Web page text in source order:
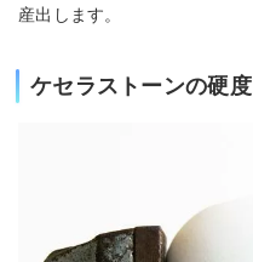
産出します。
ケセラストーンの硬度